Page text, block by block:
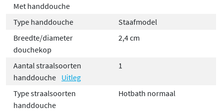
Met handdouche
Type handdouche
Staafmodel
Breedte/diameter
douchekop
2,4 cm
Aantal straalsoorten
handdouche Uitleg
1
Type straalsoorten
handdouche
Hotbath normaal